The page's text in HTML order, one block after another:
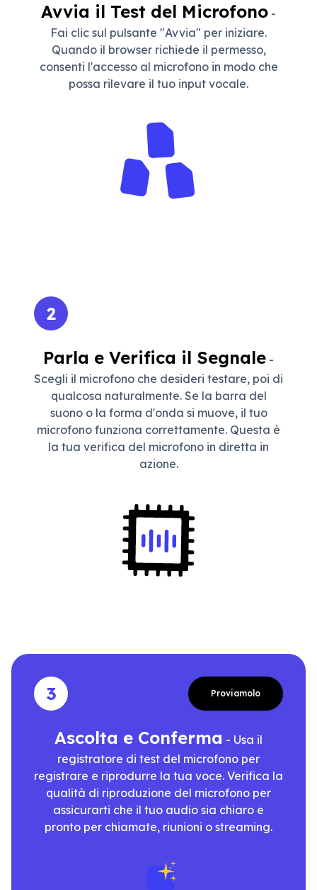
Avvia il Test del Microfono -
Fai clic sul pulsante "Avvia" per iniziare.
Quando il browser richiede il permesso,
consenti l'accesso al microfono in modo che
possa rilevare il tuo input vocale.
2
Parla e Verifica il Segnale -
Scegli il microfono che desideri testare, poi di
qualcosa naturalmente. Se la barra del
suono o la forma d'onda si muove, il tuo
microfono funziona correttamente. Questa è
la tua verifica del microfono in diretta in
azione.
3 Proviamolo
Ascolta e Conferma - Usa il
registratore di test del microfono per
registrare e riprodurre la tua voce. Verifica la
qualità di riproduzione del microfono per
assicurarti che il tuo audio sia chiaro e
pronto per chiamate, riunioni o streaming.